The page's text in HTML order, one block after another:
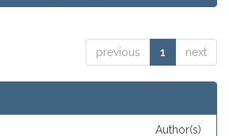
previous 1 next
Author(s)